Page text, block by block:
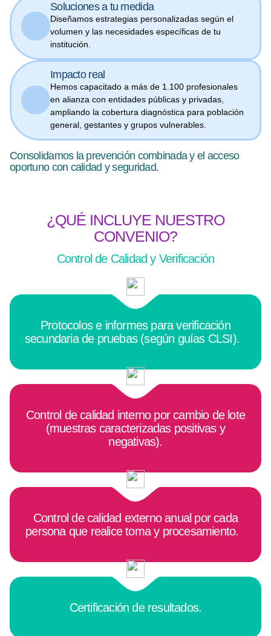
Soluciones a tu medida
Diseñamos estrategias personalizadas según el
volumen y las necesidades específicas de tu
institución.
Impacto real
Hemos capacitado a más de 1.100 profesionales
en alianza con entidades públicas y privadas,
ampliando la cobertura diagnóstica para población
general, gestantes y grupos vulnerables.
Consolidamos la prevención combinada y el acceso
oportuno con calidad y seguridad.
¿QUÉ INCLUYE NUESTRO
CONVENIO?
Control de Calidad y Verificación
Protocolos e informes para verificación
secundaria de pruebas (según guías CLSI).
Control de calidad interno por cambio de lote
(muestras caracterizadas positivas y
negativas).
Control de calidad externo anual por cada
persona que realice toma y procesamiento.
Certificación de resultados.